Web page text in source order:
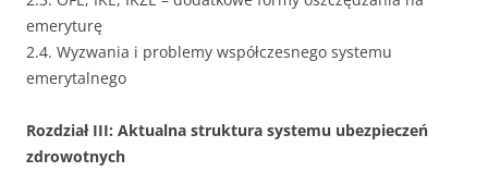
emeryturę
2.4. Wyzwania i problemy współczesnego systemu
emerytalnego
Rozdział III: Aktualna struktura systemu ubezpieczeń
zdrowotnych